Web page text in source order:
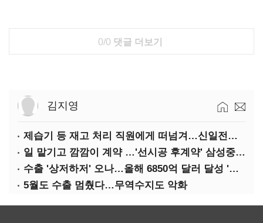
0/0 댓글 더보기
김지영
제습기 등 재고 처리 직원에게 떠넘겨…신일전자 '과징금 처벌'
일 맡기고 깜깜이 계약 …'선시공 후계약' 삼성중공업 덜미
수출 '상저하저' 오나…올해 6850억 달러 달성 '빨간불'
5월도 수출 멈췄다…무역수지도 악화